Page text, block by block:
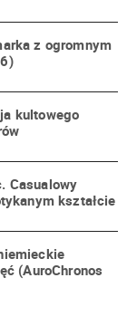
z ogromnym
kultowego
Casualowy
kształcie
(AuroChronos